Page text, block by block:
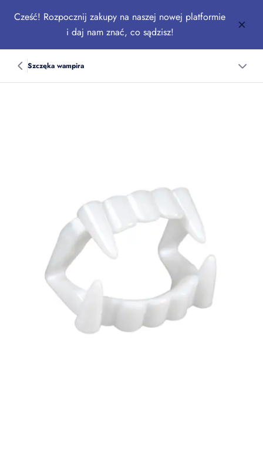
Cześć! Rozpocznij zakupy na naszej nowej platformie
i daj nam znać, co sądzisz!
Szczęka wampira